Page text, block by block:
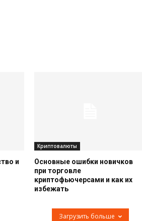
и
Криптовалюты
Основные ошибки новичков
при торговле
криптофьючерсами и как их
избежать
Загрузить больше